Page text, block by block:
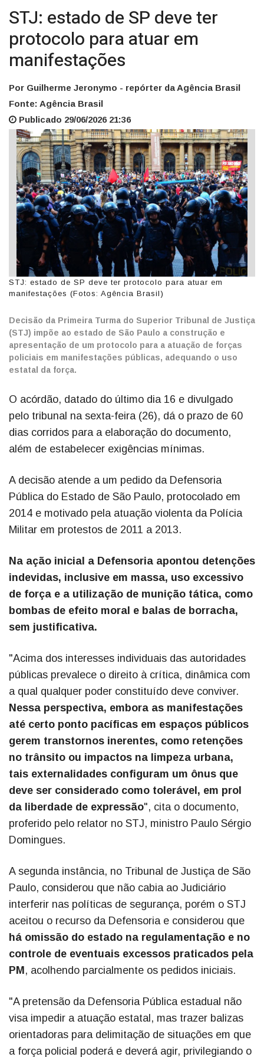
STJ: estado de SP deve ter
protocolo para atuar em
manifestações
Por Guilherme Jeronymo - repórter da Agência Brasil
Fonte: Agência Brasil
Publicado 29/06/2026 21:36
STJ: estado de SP deve ter protocolo para atuar em
manifestações (Fotos: Agência Brasil)
Decisão da Primeira Turma do Superior Tribunal de Justiça
(STJ) impõe ao estado de São Paulo a construção e
apresentação de um protocolo para a atuação de forças
policiais em manifestações públicas, adequando o uso
estatal da força.
O acórdão, datado do último dia 16 e divulgado
pelo tribunal na sexta-feira (26), dá o prazo de 60
dias corridos para a elaboração do documento,
além de estabelecer exigências mínimas.
A decisão atende a um pedido da Defensoria
Pública do Estado de São Paulo, protocolado em
2014 e motivado pela atuação violenta da Polícia
Militar em protestos de 2011 a 2013.
Na ação inicial a Defensoria apontou detenções
indevidas, inclusive em massa, uso excessivo
de força e a utilização de munição tática, como
bombas de efeito moral e balas de borracha,
sem justificativa.
"Acima dos interesses individuais das autoridades
públicas prevalece o direito à crítica, dinâmica com
a qual qualquer poder constituído deve conviver.
Nessa perspectiva, embora as manifestações
até certo ponto pacíficas em espaços públicos
gerem transtornos inerentes, como retenções
no trânsito ou impactos na limpeza urbana,
tais externalidades configuram um ônus que
deve ser considerado como tolerável, em prol
da liberdade de expressão", cita o documento,
proferido pelo relator no STJ, ministro Paulo Sérgio
Domingues.
A segunda instância, no Tribunal de Justiça de São
Paulo, considerou que não cabia ao Judiciário
interferir nas políticas de segurança, porém o STJ
aceitou o recurso da Defensoria e considerou que
há omissão do estado na regulamentação e no
controle de eventuais excessos praticados pela
PM , acolhendo parcialmente os pedidos iniciais.
"A pretensão da Defensoria Pública estadual não
visa impedir a atuação estatal, mas trazer balizas
orientadoras para delimitação de situações em que
a força policial poderá e deverá agir, privilegiando o